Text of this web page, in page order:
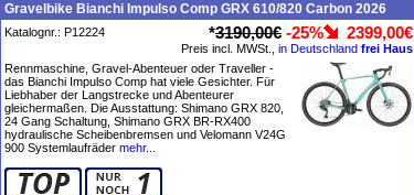
Gravelbike Bianchi Impulso Comp GRX 610/820 Carbon 2026
Katalognr.: P12224 *3190,00€ -25% 2399,00€
Preis incl. MWSt., in Deutschland frei Haus
Rennmaschine, Gravel-Abenteuer oder Traveller -
das Bianchi Impulso Comp hat viele Gesichter. Für
Liebhaber der Langstrecke und Abenteurer
gleichermaßen. Die Ausstattung: Shimano GRX 820,
24 Gang Schaltung, Shimano GRX BR-RX400
hydraulische Scheibenbremsen und Velomann V24G
900 Systemlaufräder mehr...